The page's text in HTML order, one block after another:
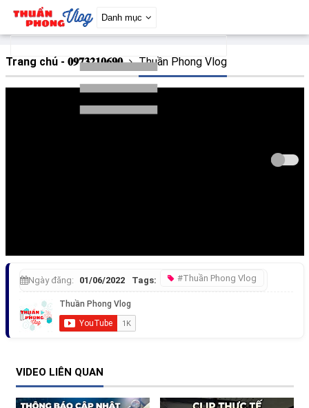
Danh mục
Trang chủ - 𝟎𝟗𝟕𝟑𝟐𝟏𝟎𝟔𝟗𝟎 Thuần Phong Vlog
Ngày đăng: 01/06/2022 Tags: #Thuần Phong Vlog
VIDEO LIÊN QUAN